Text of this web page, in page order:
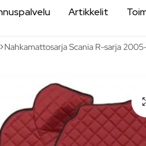
Artikkelit
Nahkamattosarja Scania R-sarja